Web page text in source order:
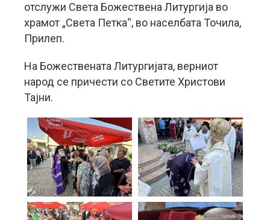
отслужи Света Божествена Литургија во
храмот „Света Петка“, во населбата Точила,
Прилеп.
На Божествената Литургијата, верниот
народ се причести со Светите Христови
Тајни.